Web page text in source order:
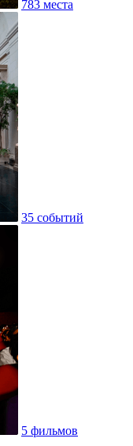
783 места
35 событий
5 фильмов